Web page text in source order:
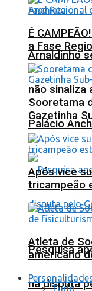
Arnaldinho
não sinaliza
Palácio
Pesquisa
na disputa
É
a Fase
Sooretama
Gazetinha
Após vice
tricampeão
Atleta de
americano
Tudo